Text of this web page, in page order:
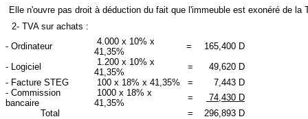
Elle n'ouvre pas droit à déduction du fait que l'immeuble est exonéré de la
2- TVA sur achats :
- Ordinateur
4.000 x 10% x
41,35%
=
165,400 D
- Logiciel
1.200 x 10% x
41,35%
=
49,620 D
- Facture STEG
100 x 18% x 41,35% =
7,443 D
- Commission
bancaire
1000 x 18% x
41,35%
=
74,430 D
Total
= 296,893 D